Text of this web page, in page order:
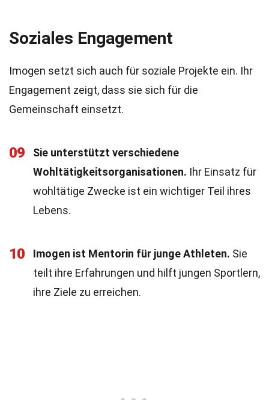
Soziales Engagement
Imogen setzt sich auch für soziale Projekte ein. Ihr
Engagement zeigt, dass sie sich für die
Gemeinschaft einsetzt.
09
Sie unterstützt verschiedene
Wohltätigkeitsorganisationen. Ihr Einsatz für
wohltätige Zwecke ist ein wichtiger Teil ihres
Lebens.
10 Imogen ist Mentorin für junge Athleten. Sie
teilt ihre Erfahrungen und hilft jungen Sportlern,
ihre Ziele zu erreichen.